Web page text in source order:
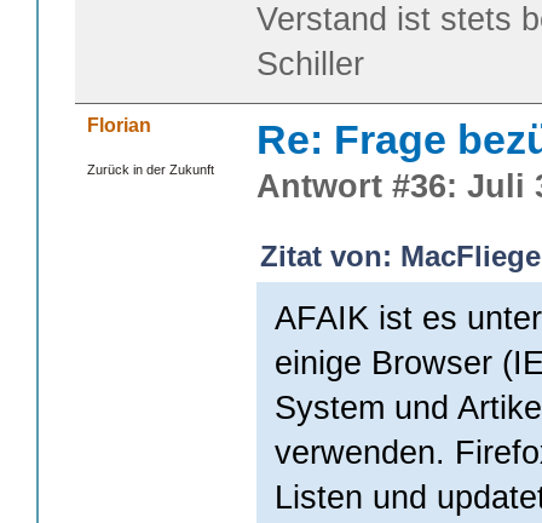
Verstand ist stets
Schiller
Florian
Zurück in der Zukunft
Re: Frage
Antwort #36: Juli
Zitat von:
AFAIK ist es
einige Browser
System und
verwenden.
Listen und